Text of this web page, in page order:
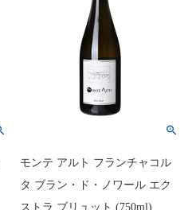
モンテ アルト フランチャコル
タ ブラン・ド・ノワール エク
ストラ ブリュット (750ml)